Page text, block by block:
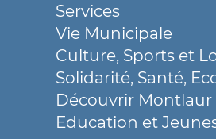
Services
Vie Municipale
Culture, Sports et
Solidarité, Santé,
Découvrir Montlaur
Education et